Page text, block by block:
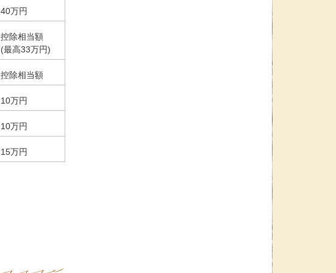
40万円
控除相当額
(最高33万円)
控除相当額
10万円
10万円
15万円